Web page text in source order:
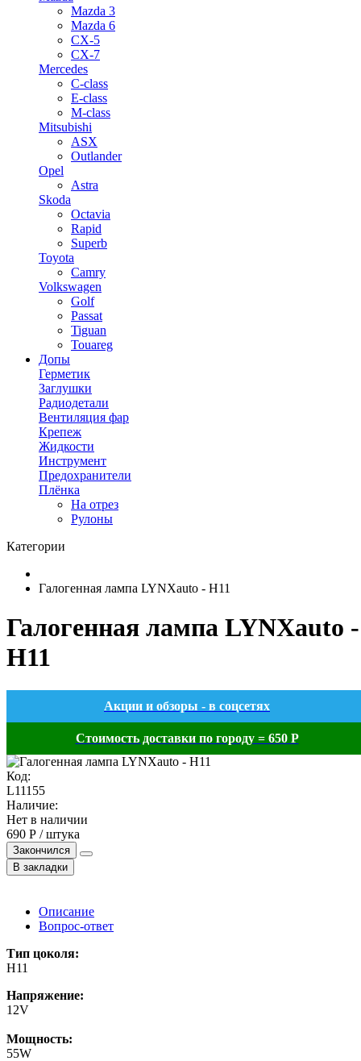
Mazda 3
Mazda 6
CX-5
CX-7
Mercedes
C-class
E-class
M-class
Mitsubishi
ASX
Outlander
Opel
Astra
Skoda
Octavia
Rapid
Superb
Toyota
Camry
Volkswagen
Golf
Passat
Tiguan
Touareg
Допы
Герметик
Заглушки
Радиодетали
Вентиляция фар
Крепеж
Жидкости
Инструмент
Предохранители
Плёнка
На отрез
Рулоны
Категории
Галогенная лампа LYNXauto - H11
Галогенная лампа LYNXauto -
H11
Акции и обзоры - в соцсетях
Стоимость доставки по городу = 650 Р
Код:
L11155
Наличие:
Нет в наличии
690 Р / штука
Закончился
В закладки
Описание
Вопрос-ответ
Тип цоколя:
H11
Напряжение:
12V
Мощность:
55W